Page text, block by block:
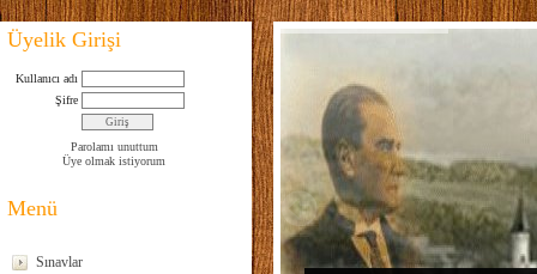
Üyelik Girişi
Kullanıcı adı
Şifre
Parolamı unuttum
Üye olmak istiyorum
Menü
Sınavlar